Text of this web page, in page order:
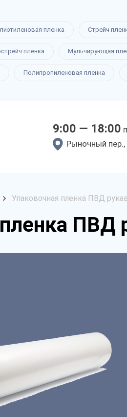
пленка Стрейч
пленка Мульчирующая
Полипропиленовая пленка
9:00 — 18:00
Рыночный пер.,
Упаковочная пленка ПВД
ПВД